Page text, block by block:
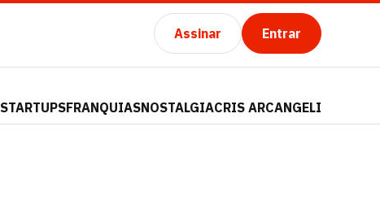
Assinar Entrar
STARTUPSFRANQUIASNOSTALGIACRIS ARCANGELI